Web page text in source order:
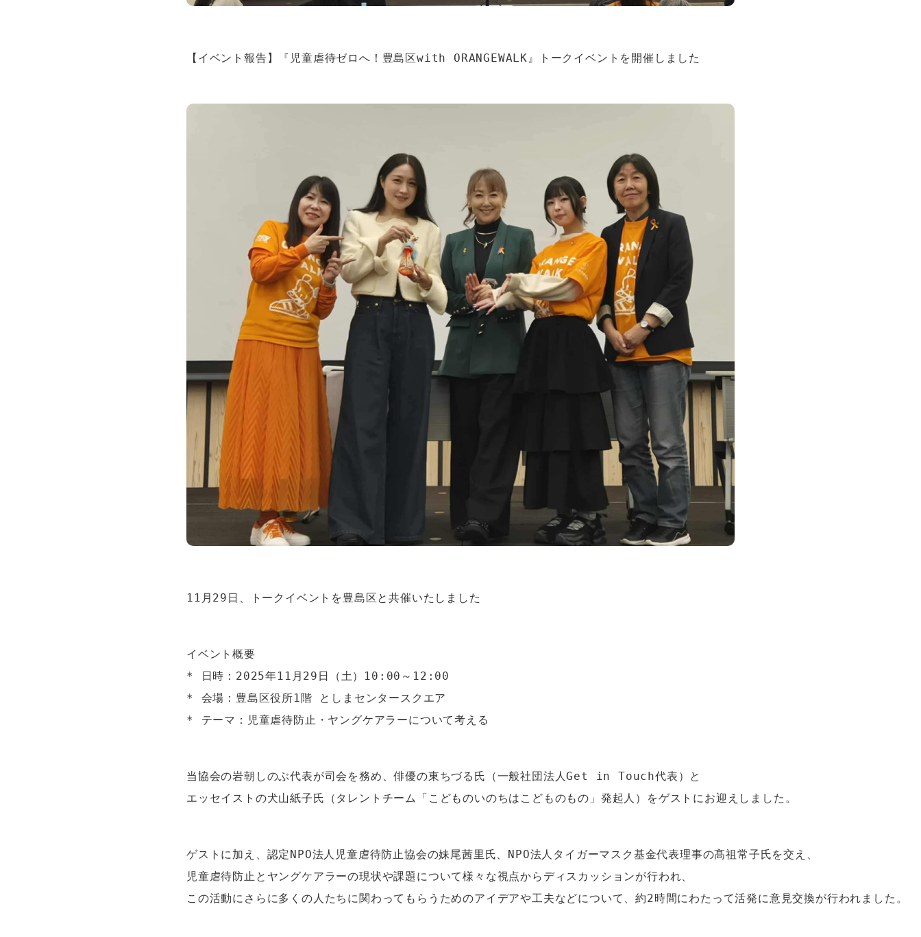
【イベント報告】『児童虐待ゼロへ！豊島区with ORANGEWALK』トークイベントを開催しました
イベント概要
* 日時：2025年11月29日（土）10:00～12:00
* 会場：豊島区役所1階 としまセンタースクエア
* テーマ：児童虐待防止・ヤングケアラーについて考える
当協会の岩朝しのぶ代表が司会を務め、俳優の東ちづる氏（一般社団法人Get in Touch代表）と
ゲストに加え、認定NPO法人児童虐待防止協会の妹尾茜里氏、NPO法人タイガーマスク基金代表理事の髙祖常子氏を交え、
児童虐待防止とヤングケアラーの現状や課題について様々な視点からディスカッションが行われ、
この活動にさらに多くの人たちに関わってもらうためのアイデアや工夫などについて、約2時間にわたって活発に意見交換が行われました。